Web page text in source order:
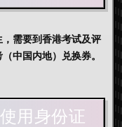
需要到香港考试及评
中国内地）兑换券。
用身份证